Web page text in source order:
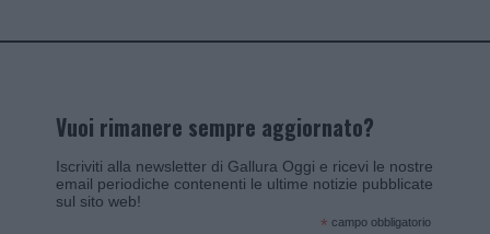
Vuoi rimanere sempre aggiornato?
Iscriviti alla newsletter di Gallura Oggi e ricevi le nostre
email periodiche contenenti le ultime notizie pubblicate
sul sito web!
* campo obbligatorio